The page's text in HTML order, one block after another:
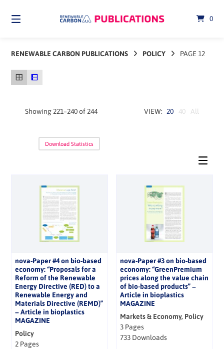
content
0
RENEWABLE CARBON PUBLICATIONS POLICY PAGE 12
Showing 221–240 of 244 20 40 All
Download Statistics
nova-Paper #4 on bio-based
economy: “Proposals for a
Reform of the Renewable
Energy Directive (RED) to a
Renewable Energy and
Materials Directive (REMD)”
− Article in bioplastics
MAGAZINE
Policy
2 Pages
nova-Paper #3 on bio-based
economy: “GreenPremium
prices along the value chain
of bio-based products” −
Article in bioplastics
MAGAZINE
Markets & Economy, Policy
3 Pages
733 Downloads